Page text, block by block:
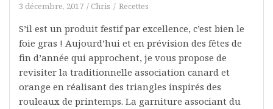
3 décembre, 2017 Chris Recettes
S’il est un produit festif par excellence, c’est bien le
foie gras ! Aujourd’hui et en prévision des fêtes de
fin d’année qui approchent, je vous propose de
revisiter la traditionnelle association canard et
orange en réalisant des triangles inspirés des
rouleaux de printemps. La garniture associant du